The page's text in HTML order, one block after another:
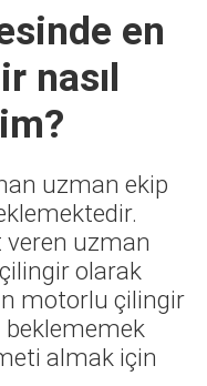
en
nasıl
uzman ekip
uzman
olarak
motorlu çilingir
almak için